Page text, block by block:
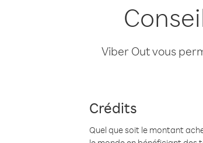
Viber Out vous
Crédits
Quel que soit le montant